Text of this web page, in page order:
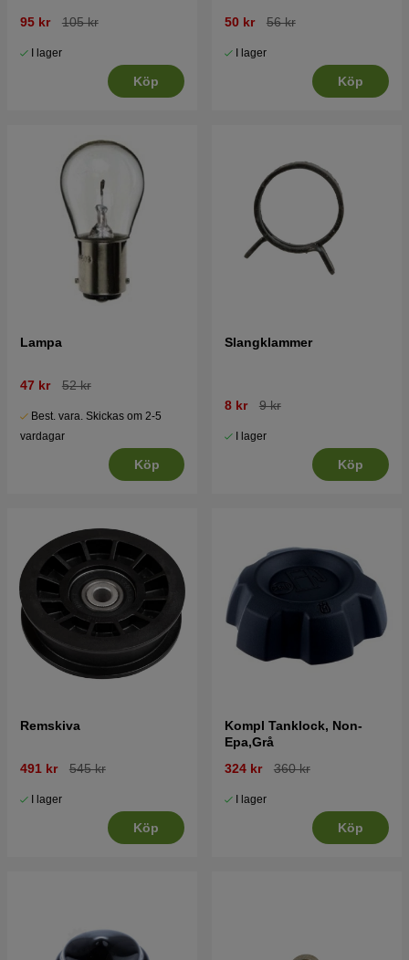
95 kr 105 kr
I lager
Köp
50 kr 56 kr
I lager
Köp
Lampa
47 kr 52 kr
Best. vara. Skickas om 2-5
vardagar
Köp
Slangklammer
8 kr 9 kr
I lager
Köp
Remskiva
491 kr 545 kr
I lager
Köp
Kompl Tanklock, Non-
Epa,Grå
324 kr
360 kr
I lager
Köp